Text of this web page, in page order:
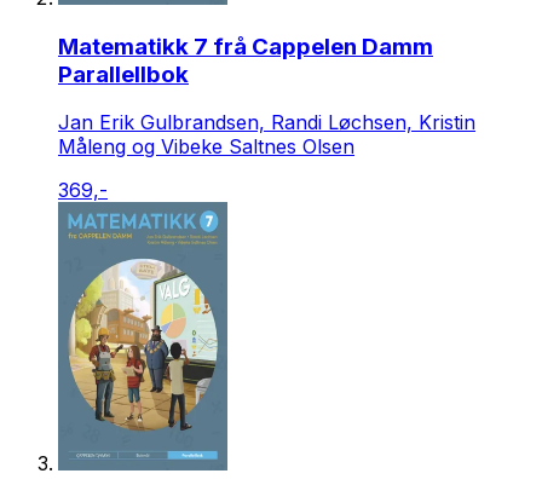
Matematikk 7 frå Cappelen Damm
Parallellbok
Jan Erik Gulbrandsen, Randi Løchsen, Kristin
Måleng og Vibeke Saltnes Olsen
369,-